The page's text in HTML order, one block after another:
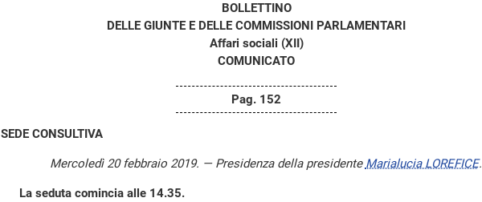
BOLLETTINO
DELLE GIUNTE E DELLE COMMISSIONI PARLAMENTARI
Affari sociali (XII)
COMUNICATO
Pag. 152
SEDE CONSULTIVA
Mercoledì 20 febbraio 2019. — Presidenza della presidente Marialucia LOREFICE.
La seduta comincia alle 14.35.